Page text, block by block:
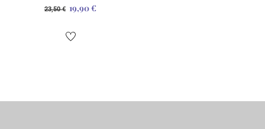
23,50€ Ursprünglicher
war:
19,90€Aktueller